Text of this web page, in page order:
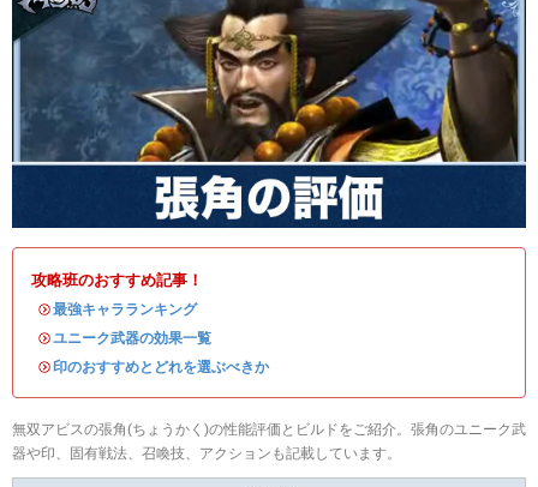
攻略班のおすすめ記事！
・最強キャラランキング
・ユニーク武器の効果一覧
・印のおすすめとどれを選ぶべきか
無双アビスの張角(ちょうかく)の性能評価とビルドをご紹介。張角のユニーク武
器や印、固有戦法、召喚技、アクションも記載しています。